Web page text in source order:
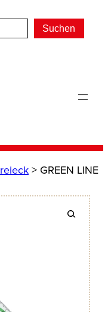
Suchen
> GREEN LINE